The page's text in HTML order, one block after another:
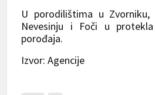
U porodilištima u Zvorniku,
Nevesinju i Foči u
porođaja.
Izvor: Agencije